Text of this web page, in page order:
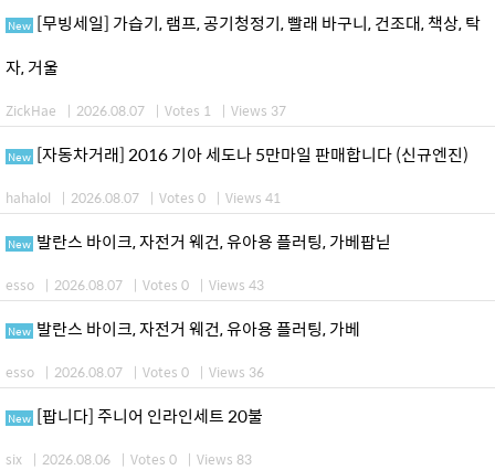
New [무빙세일] 가습기, 램프, 공기청정기, 빨래 바구니, 건조대, 책상, 탁
자, 거울
ZickHae | 2026.08.07 | Votes 1 | Views 37
New [자동차거래] 2016 기아 세도나 5만마일 판매합니다 (신규엔진)
hahalol | 2026.08.07 | Votes 0 | Views 41
New 발란스 바이크, 자전거 웨건, 유아용 플러팅, 가베팝닏
esso | 2026.08.07 | Votes 0 | Views 43
New 발란스 바이크, 자전거 웨건, 유아용 플러팅, 가베
esso | 2026.08.07 | Votes 0 | Views 36
New [팝니다] 주니어 인라인세트 20불
six | 2026.08.06 | Votes 0 | Views 83